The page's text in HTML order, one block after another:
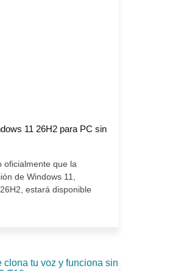
11 26H2 para PC sin
oficialmente que la
de Windows 11,
estará disponible